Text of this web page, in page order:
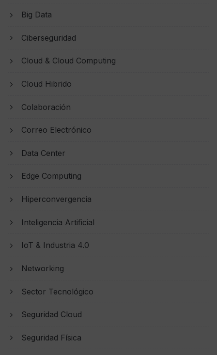
Big Data
Ciberseguridad
Cloud & Cloud Computing
Cloud Hibrido
Colaboración
Correo Electrónico
Data Center
Edge Computing
Hiperconvergencia
Inteligencia Artificial
IoT & Industria 4.0
Networking
Sector Tecnológico
Seguridad Cloud
Seguridad Física